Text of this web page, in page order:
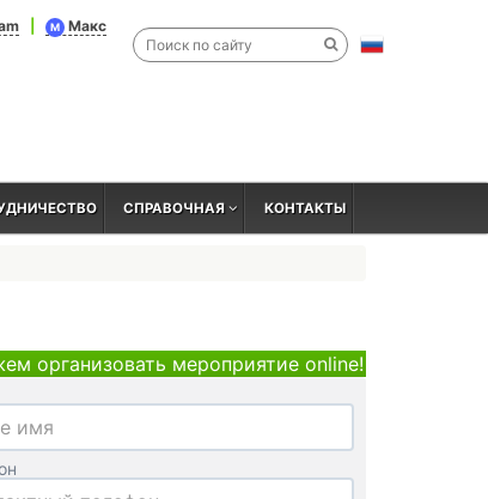
M
Макс
СПРАВОЧНАЯ КОНТАКТЫ
организовать мероприятие online!